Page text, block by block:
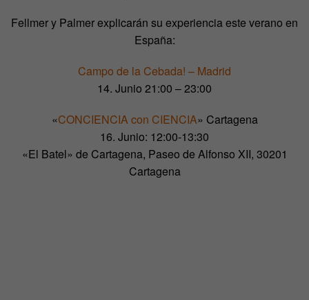
Fellmer y Palmer explicarán su experiencia este verano en
España:
Campo de la Cebada! – Madrid
14. Junio 21:00 – 23:00
«CONCIENCIA con CIENCIA» Cartagena
16. Junio: 12:00-13:30
«El Batel» de Cartagena, Paseo de Alfonso XII, 30201
Cartagena